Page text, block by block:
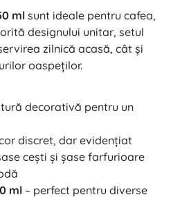
ml sunt ideale pentru cafea,
designului unitar, setul
zilnică acasă, cât și
oaspeților.
decorativă pentru un
discret, dar evidențiat
cești și șase farfurioare
ml – perfect pentru diverse